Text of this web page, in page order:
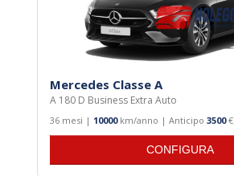
Mercedes Classe A
A 180 D Business Extra Auto
36 mesi | 10000km/anno | Anticipo 3500€
CONFIGURA